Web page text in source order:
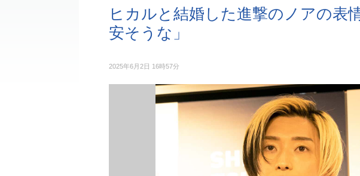
ヒカルと結婚した進撃のノアの表
安そうな」
2025年6月2日 16時57分